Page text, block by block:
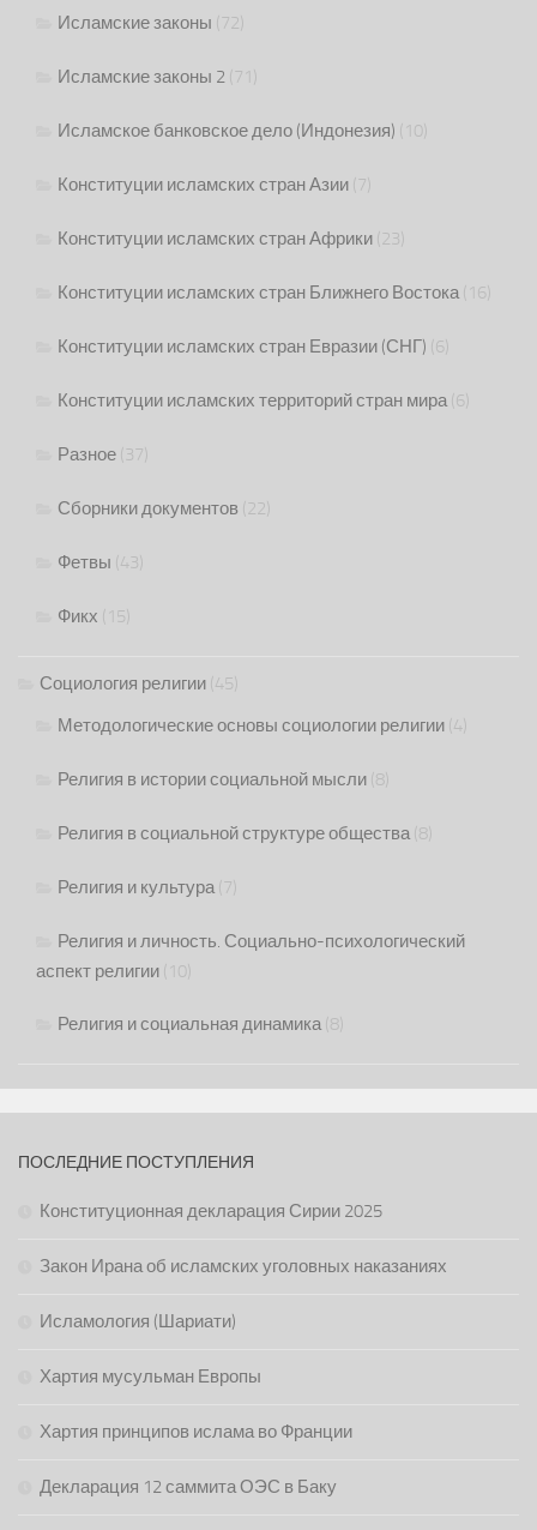
Исламские законы (72)
Исламские законы 2 (71)
Исламское банковское дело (Индонезия) (10)
Конституции исламских стран Азии (7)
Конституции исламских стран Африки (23)
Конституции исламских стран Ближнего Востока(16)
Конституции исламских стран Евразии (СНГ) (6)
Конституции исламских территорий стран мира(6)
Разное (37)
Сборники документов (22)
Фетвы (43)
Фикх (15)
Социология религии (45)
Методологические основы социологии религии (4)
Религия в истории социальной мысли (8)
Религия в социальной структуре общества(8)
Религия и культура(7)
Религия и личность. Социально-психологический
аспект религии (10)
Религия и социальная динамика(8)
ПОСЛЕДНИЕ ПОСТУПЛЕНИЯ
Конституционная декларация Сирии 2025
Закон Ирана об исламских уголовных наказаниях
Исламология (Шариати)
Хартия мусульман Европы
Хартия принципов ислама во Франции
Декларация 12 саммита ОЭС в Баку